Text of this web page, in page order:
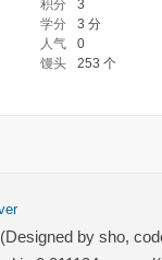
积分
3
学分
3 分
人气
0
馒头
253 个
by sho,